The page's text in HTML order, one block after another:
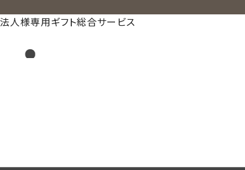
法人様専用ギフト総合サービス